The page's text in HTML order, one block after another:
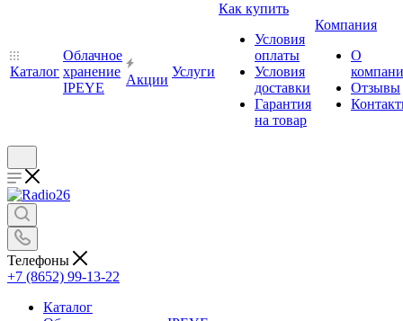
Каталог
Облачное
хранение
IPEYE
Акции
Услуги
Как купить
Условия
оплаты
Условия
доставки
Гарантия
на товар
Компания
О
Отзывы
Телефоны
+7 (8652) 99-13-22
Каталог